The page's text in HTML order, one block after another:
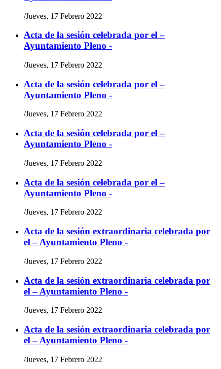
/Jueves, 17 Febrero 2022
Acta de la sesión celebrada por el –
Ayuntamiento Pleno -
/Jueves, 17 Febrero 2022
Acta de la sesión celebrada por el –
Ayuntamiento Pleno -
/Jueves, 17 Febrero 2022
Acta de la sesión celebrada por el –
Ayuntamiento Pleno -
/Jueves, 17 Febrero 2022
Acta de la sesión celebrada por el –
Ayuntamiento Pleno -
/Jueves, 17 Febrero 2022
Acta de la sesión extraordinaria celebrada por
el – Ayuntamiento Pleno -
/Jueves, 17 Febrero 2022
Acta de la sesión extraordinaria celebrada por
el – Ayuntamiento Pleno -
/Jueves, 17 Febrero 2022
Acta de la sesión extraordinaria celebrada por
el – Ayuntamiento Pleno -
/Jueves, 17 Febrero 2022